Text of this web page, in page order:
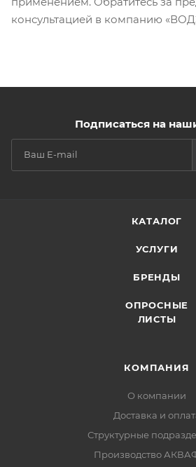
консультацией в компанию
Подписаться на
КАТАЛОГ
УСЛУГИ
БРЕНДЫ
ОПРОСНЫЕ
ЛИСТЫ
КОМПАНИЯ
О компании
Доставка и
Структурные
Производство